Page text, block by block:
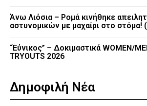
Άνω Λιόσια – Ρομά κινήθηκε
αστυνομικών με μαχαίρι στο στόμα!
“Εύνικος” – Δοκιμαστικά WOMEN/
TRYOUTS 2026
Δημοφιλή Νέα